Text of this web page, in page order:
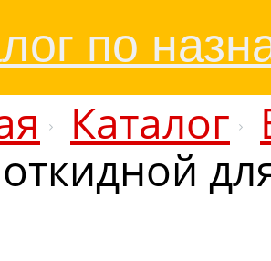
по
Каталог